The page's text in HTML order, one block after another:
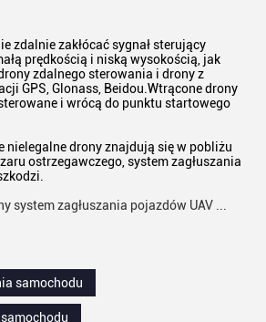
zdalnie zakłócać sygnał sterujący
prędkością i niską wysokością, jak
zdalnego sterowania i drony z
GPS, Glonass, Beidou.Wtrącone drony
i wrócą do punktu startowego
nielegalne drony znajdują się w pobliżu
ostrzegawczego, system zagłuszania
system zagłuszania pojazdów UAV ...
samochodu
samochodu